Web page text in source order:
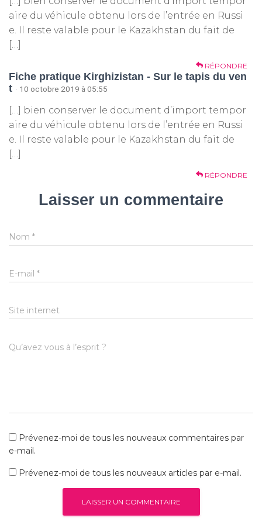
aire du véhicule obtenu lors de l’entrée en Russi
e. Il reste valable pour le Kazakhstan du fait de
[…]
RÉPONDRE
Fiche pratique Kirghizistan - Sur le tapis du ven
t · 10 octobre 2019 à 05:55
[…] bien conserver le document d’import tempor
aire du véhicule obtenu lors de l’entrée en Russi
e. Il reste valable pour le Kazakhstan du fait de
[…]
RÉPONDRE
Laisser un commentaire
Nom *
E-mail *
Site internet
Qu’avez vous à l’esprit ?
Prévenez-moi de tous les nouveaux commentaires par
e-mail.
Prévenez-moi de tous les nouveaux articles par e-mail.